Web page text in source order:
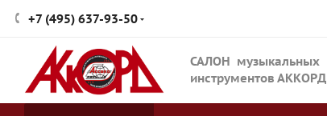
+7 (495) 637-93-50
САЛОН музыкальных
инструментов АККОРД